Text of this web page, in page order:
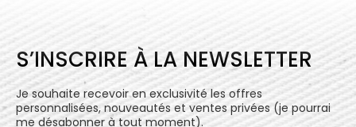
S’INSCRIRE À LA NEWSLETTER
Je souhaite recevoir en exclusivité les offres
personnalisées, nouveautés et ventes privées (je pourrai
me désabonner à tout moment).